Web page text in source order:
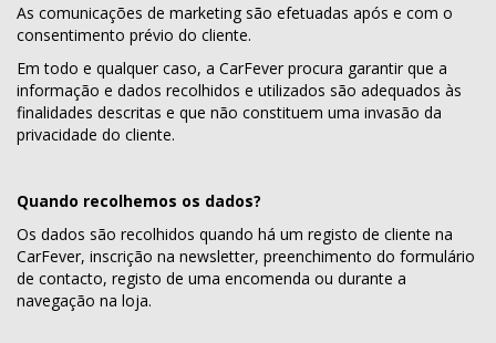
As comunicações de marketing são efetuadas após e com o
consentimento prévio do cliente.
Em todo e qualquer caso, a CarFever procura garantir que a
informação e dados recolhidos e utilizados são adequados às
finalidades descritas e que não constituem uma invasão da
privacidade do cliente.
Quando recolhemos os dados?
Os dados são recolhidos quando há um registo de cliente na
CarFever, inscrição na newsletter, preenchimento do formulário
de contacto, registo de uma encomenda ou durante a
navegação na loja.